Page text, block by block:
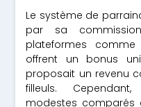
Le système de
par sa
plateformes
offrent un bonus
proposait un revenu
filleuls.
modestes comparés